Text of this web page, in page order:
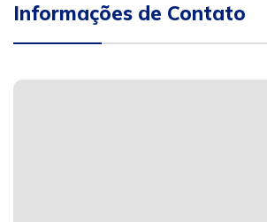
Informações de Contato